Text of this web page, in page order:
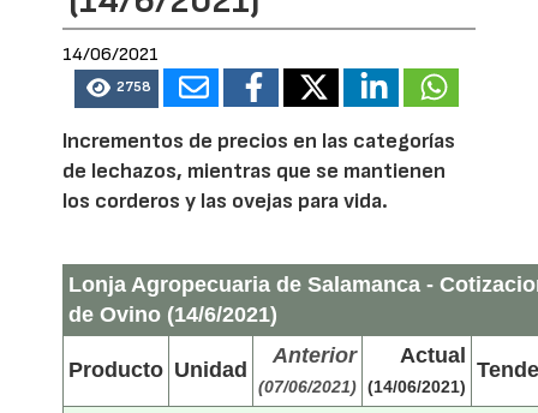
14/06/2021
2758
Incrementos de precios en las categorías
de lechazos, mientras que se mantienen
los corderos y las ovejas para vida.
Lonja Agropecuaria de Salamanca -
de Ovino (14/6/2021)
Producto Unidad
Anterior
(07/06/2021)
Actual
(14/06/2021)